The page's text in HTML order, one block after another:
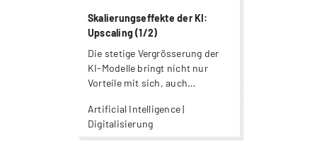
Skalierungseffekte der KI:
Upscaling (1/2)
Die stetige Vergrösserung der
KI-Modelle bringt nicht nur
Vorteile mit sich, auch
Artificial Intelligence |
Digitalisierung